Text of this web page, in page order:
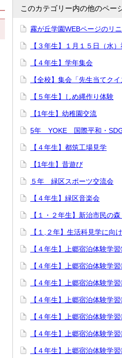
このカテゴリー内の他のペー
霧が丘学園WEBページのリ
【３年生】１月１５日（水
【４年生】学年集会
【全校】集会「先生当てクイ
【５年生】しめ縄作り体験
【1年生】幼稚園交流
5年 YOKE 国際平和・
【４年生】都筑工場見学
【1年生】昔遊び
５年 緑区スポーツ交流会
【４年生】緑区音楽会
【１・２年生】新治市民の
【１,２年】生活科見学に向
【４年生】上郷宿泊体験学
【４年生】上郷宿泊体験学
【４年生】上郷宿泊体験学
【４年生】上郷宿泊体験学
【４年生】上郷宿泊体験学
【４年生】上郷宿泊体験学
【４年生】上郷宿泊体験学